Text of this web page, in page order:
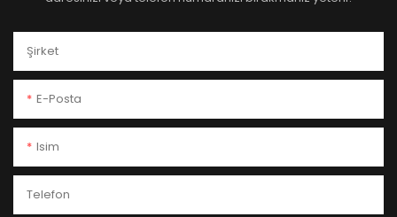
Şirket
E-Posta
Isim
Telefon